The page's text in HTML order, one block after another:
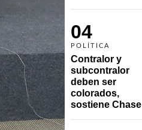
04
POLÍTICA
Contralor y
subcontralor
deben ser
colorados,
sostiene Chase